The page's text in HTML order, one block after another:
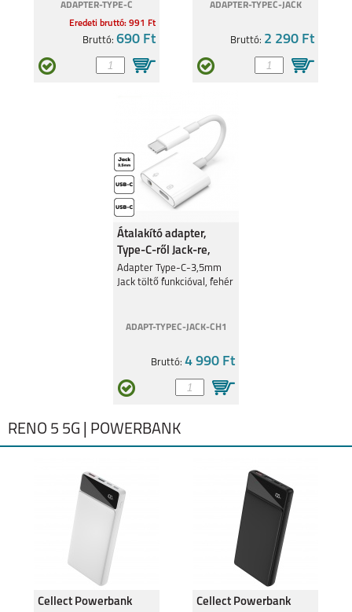
ADAPTER-TYPE-C
Eredeti bruttó: 991 Ft
Bruttó: 690 Ft
ADAPTER-TYPEC-JACK
Bruttó: 2 290 Ft
Átalakító adapter,
Type-C-ről Jack-re,
Fehér
Adapter Type-C-3,5mm
Jack töltő funkcióval, fehér
ADAPT-TYPEC-JACK-CH1
Bruttó: 4 990 Ft
RENO 5 5G | POWERBANK
Cellect Powerbank Cellect Powerbank